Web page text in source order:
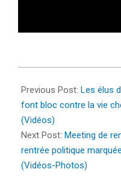
08-
17
Previous Post: Les élus
font bloc contre la vie
(Vidéos)
Next Post: Meeting de
rentrée politique
(Vidéos-Photos)